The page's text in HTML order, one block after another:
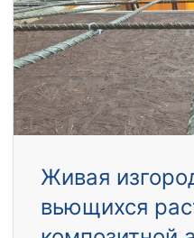
Живая
вьющихся